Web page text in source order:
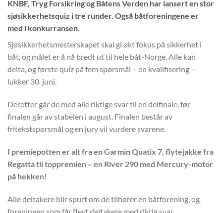
KNBF, Tryg Forsikring og Båtens Verden har lansert en stor
sjøsikkerhetsquiz i tre runder. Også båtforeningene er
med i konkurransen.
Sjøsikkerhetsmesterskapet skal gi økt fokus på sikkerhet i
båt, og målet er å nå bredt ut til hele båt-Norge. Alle kan
delta, og første quiz på fem spørsmål – en kvalifisering –
lukker 30. juni.
Deretter går de med alle riktige svar til en delfinale, før
finalen går av stabelen i august. Finalen består av
fritekstspørsmål og en jury vil vurdere svarene.
I premiepotten er alt fra en Garmin Quatix 7, flytejakke fra
Regatta til toppremien – en River 290 med Mercury-motor
på hekken!
Alle deltakere blir spurt om de tilhører en båtforening, og
foreningen som får flest deltakere med riktig svar